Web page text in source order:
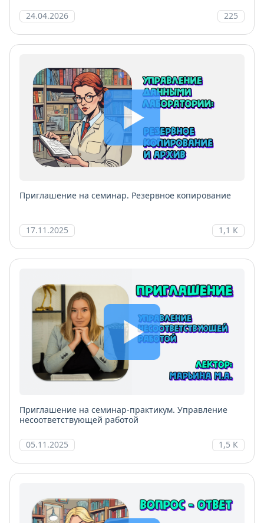
24.04.2026 225
Приглашение на семинар. Резервное копирование
17.11.2025 1,1 К
Приглашение на семинар-практикум. Управление
несоответствующей работой
05.11.2025 1,5 К